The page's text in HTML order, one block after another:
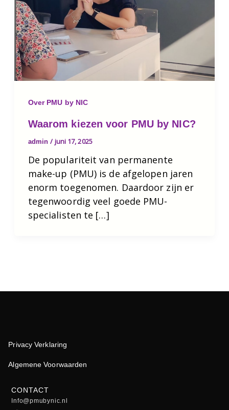
Over PMU by NIC
Waarom kiezen voor PMU by NIC?
admin/ juni 17, 2025
De populariteit van permanente
make-up (PMU) is de afgelopen jaren
enorm toegenomen. Daardoor zijn er
tegenwoordig veel goede PMU-
specialisten te […]
Privacy Verklaring
Algemene Voorwaarden
CONTACT
Info@pmubynic.nl